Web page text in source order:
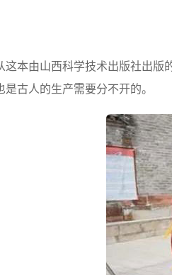
这本由山西科学技术出版社出版
是古人的生产需要分不开的。